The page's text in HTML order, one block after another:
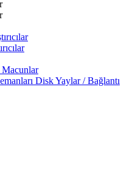
Disk Yaylar / Bağlantı